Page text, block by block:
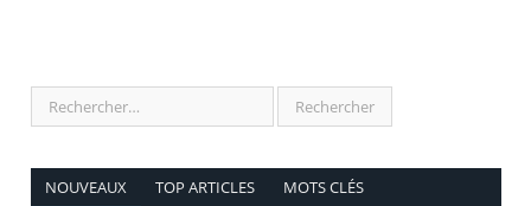
NOUVEAUX TOP ARTICLES MOTS CLÉS